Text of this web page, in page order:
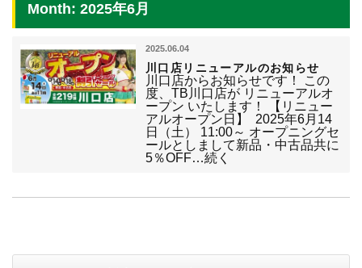
Month: 2025年6月
2025.06.04
川口店リニューアルのお知らせ
川口店からお知らせです！ この
度、TB川口店が リニューアルオ
ープン いたします！ 【リニュー
アルオープン日】 2025年6月14
日（土） 11:00～ オープニングセ
ールとしまして新品・中古品共に
5％OFF…続く